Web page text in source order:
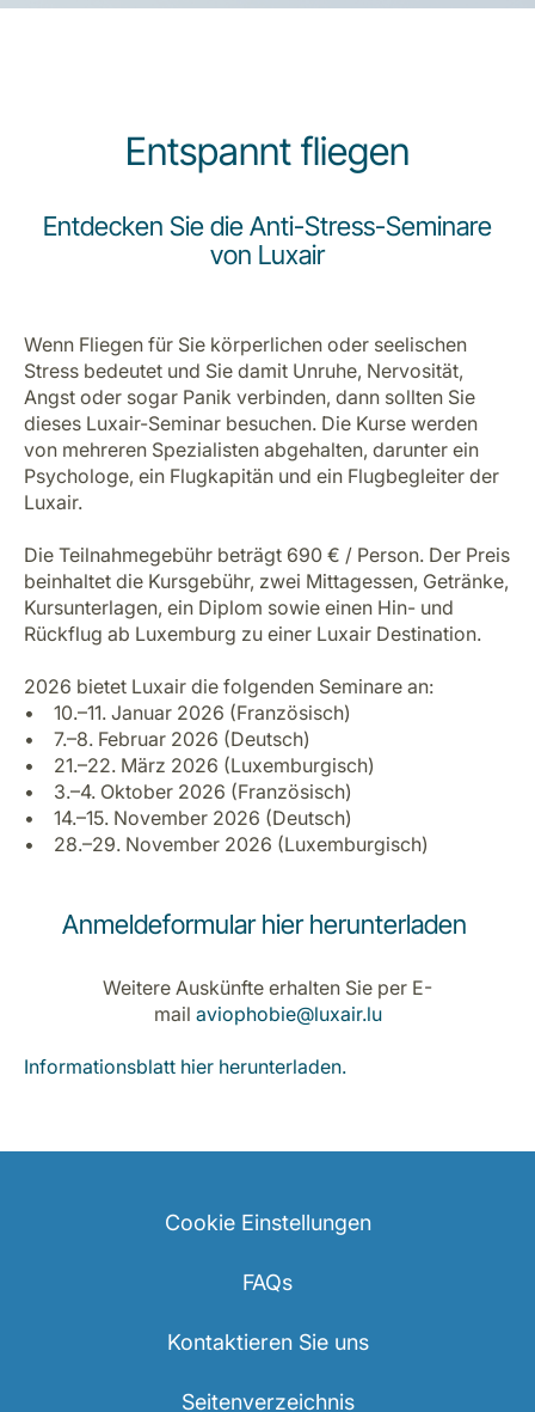
Karriere bei LuxairGroup
Entspannt fliegen
Entdecken Sie die Anti-Stress-Seminare
von Luxair
Wenn Fliegen für Sie körperlichen oder seelischen
Stress bedeutet und Sie damit Unruhe, Nervosität,
Angst oder sogar Panik verbinden, dann sollten Sie
dieses Luxair-Seminar besuchen. Die Kurse werden
von mehreren Spezialisten abgehalten, darunter ein
Psychologe, ein Flugkapitän und ein Flugbegleiter der
Luxair.
Die Teilnahmegebühr beträgt 690 € / Person. Der Preis
beinhaltet die Kursgebühr, zwei Mittagessen, Getränke,
Kursunterlagen, ein Diplom sowie einen Hin- und
Rückflug ab Luxemburg zu einer Luxair Destination.
2026 bietet Luxair die folgenden Seminare an:
• 10.–11. Januar 2026 (Französisch)
• 7.–8. Februar 2026 (Deutsch)
• 21.–22. März 2026 (Luxemburgisch)
• 3.–4. Oktober 2026 (Französisch)
• 14.–15. November 2026 (Deutsch)
• 28.–29. November 2026 (Luxemburgisch)
Anmeldeformular hier herunterladen
Weitere Auskünfte erhalten Sie per E-
mail aviophobie@luxair.lu
Informationsblatt hier herunterladen.
Cookie Einstellungen
FAQs
Kontaktieren Sie uns
Seitenverzeichnis